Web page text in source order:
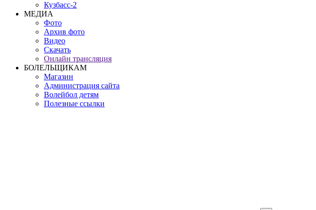
Кузбасс-2
МЕДИА
Фото
Архив фото
Видео
Скачать
Онлайн трансляция
БОЛЕЛЬЩИКАМ
Магазин
Администрация сайта
Волейбол детям
Полезные ссылки